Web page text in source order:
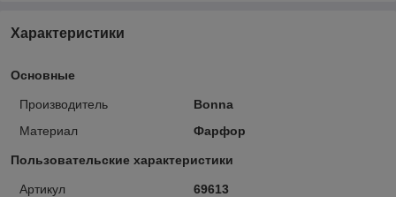
Характеристики
Основные
Производитель
Bonna
Материал
Фарфор
Пользовательские характеристики
Артикул
69613